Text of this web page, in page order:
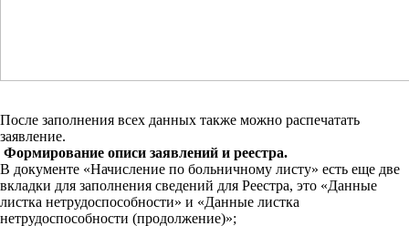
После заполнения всех данных также можно распечатать
заявление.
Формирование описи заявлений и реестра.
В документе «Начисление по больничному листу» есть еще две
вкладки для заполнения сведений для Реестра, это «Данные
листка нетрудоспособности» и «Данные листка
нетрудоспособности (продолжение)»;